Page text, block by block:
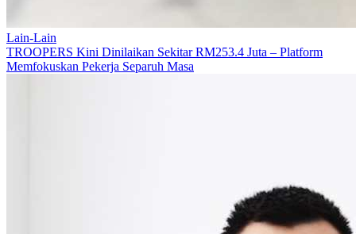
Lain-Lain
TROOPERS Kini Dinilaikan Sekitar RM253.4 Juta – Platform
Memfokuskan Pekerja Separuh Masa